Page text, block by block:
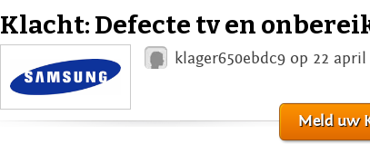
Klacht: Defecte tv en
klager650ebdc9 op 22
Meld uw